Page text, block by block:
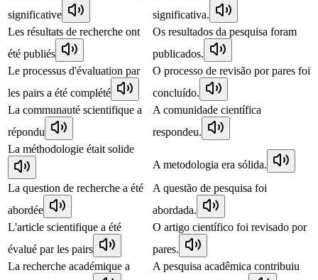
significative
significativa.
Les résultats de recherche ont
été publiés
Os resultados da pesquisa foram
publicados.
Le processus d'évaluation par
les pairs a été complété
O processo de revisão por pares foi
concluído.
La communauté scientifique a
répondu
A comunidade científica
respondeu.
La méthodologie était solide
A metodologia era sólida.
La question de recherche a été
abordée
A questão de pesquisa foi
abordada.
L'article scientifique a été
évalué par les pairs
O artigo científico foi revisado por
pares.
La recherche académique a
A pesquisa acadêmica contribuiu